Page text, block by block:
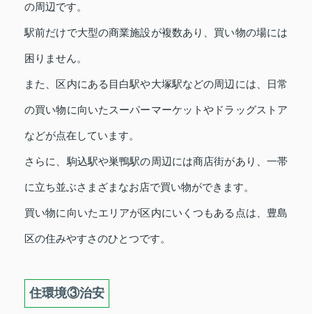
の周辺です。
駅前だけで大型の商業施設が複数あり、買い物の場には
困りません。
また、区内にある目白駅や大塚駅などの周辺には、日常
の買い物に向いたスーパーマーケットやドラッグストア
などが点在しています。
さらに、駒込駅や巣鴨駅の周辺には商店街があり、一帯
に立ち並ぶさまざまなお店で買い物ができます。
買い物に向いたエリアが区内にいくつもある点は、豊島
区の住みやすさのひとつです。
住環境③治安